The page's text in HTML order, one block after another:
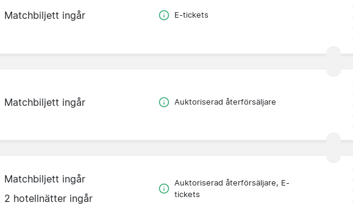
Matchbiljett ingår E-tickets
Matchbiljett ingår Auktoriserad återförsäljare
Matchbiljett ingår
2 hotellnätter ingår
Auktoriserad återförsäljare, E-
tickets